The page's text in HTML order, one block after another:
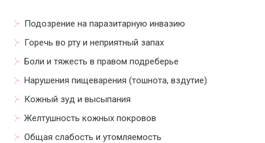
Подозрение на паразитарную инвазию
Горечь во рту и неприятный запах
Боли и тяжесть в правом подреберье
Нарушения пищеварения (тошнота, вздутие)
Кожный зуд и высыпания
Желтушность кожных покровов
Общая слабость и утомляемость